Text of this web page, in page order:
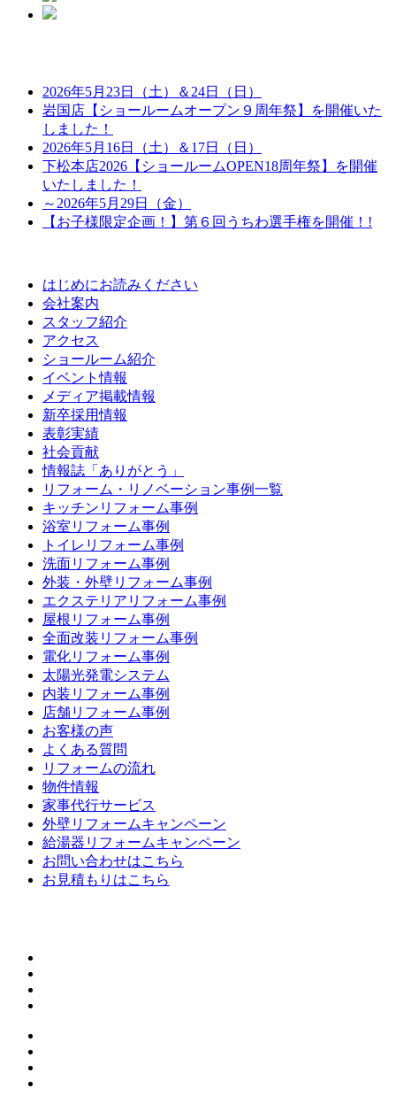
2026年5月23日（土）＆24日（日）
岩国店【ショールームオープン９周年祭】を開催いた
しました！
2026年5月16日（土）＆17日（日）
下松本店2026【ショールームOPEN18周年祭】を開催
いたしました！
～2026年5月29日（金）
【お子様限定企画！】第６回うちわ選手権を開催！!
はじめにお読みください
会社案内
スタッフ紹介
アクセス
ショールーム紹介
イベント情報
メディア掲載情報
新卒採用情報
表彰実績
社会貢献
情報誌「ありがとう」
リフォーム・リノベーション事例一覧
キッチンリフォーム事例
浴室リフォーム事例
トイレリフォーム事例
洗面リフォーム事例
外装・外壁リフォーム事例
エクステリアリフォーム事例
屋根リフォーム事例
全面改装リフォーム事例
電化リフォーム事例
太陽光発電システム
内装リフォーム事例
店舗リフォーム事例
お客様の声
よくある質問
リフォームの流れ
物件情報
家事代行サービス
外壁リフォームキャンペーン
給湯器リフォームキャンペーン
お問い合わせはこちら
お見積もりはこちら